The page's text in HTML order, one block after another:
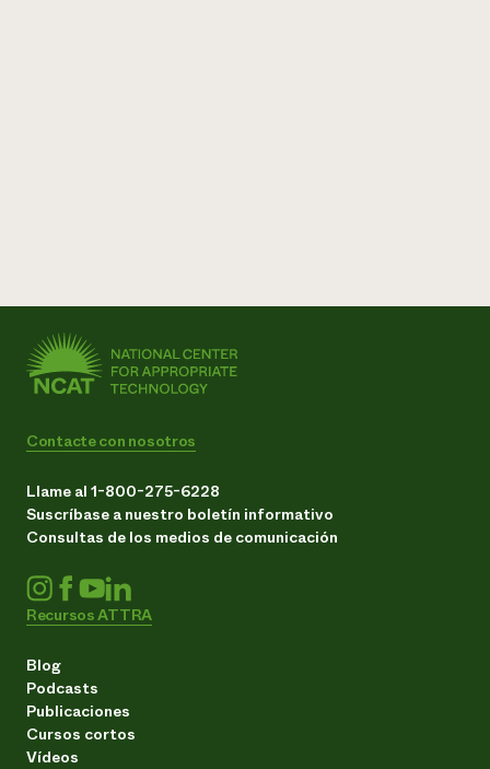
Contacte con nosotros
Llame al 1-800-275-6228
Suscríbase a nuestro boletín informativo
Consultas de los medios de comunicación
Recursos ATTRA
Blog
Podcasts
Publicaciones
Cursos cortos
Vídeos